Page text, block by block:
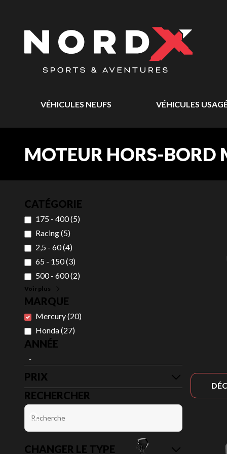
VÉHICULES NEUFS VÉHICULES
MOTEUR HORS-BORD
CATÉGORIE
175 - 400(5)
Racing(5)
2,5 - 60(4)
65 - 150(3)
500 - 600(2)
Voir plus
MARQUE
Mercury(20)
Honda(27)
ANNÉE
-
PRIX
RECHERCHER
CHANGER LE TYPE